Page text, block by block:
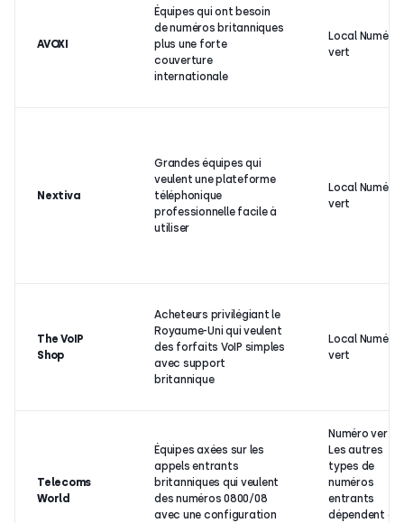
AVOXI
Équipes qui ont besoin
de numéros britanniques
plus une forte
couverture
internationale
Local Numéro
vert
Nextiva
Grandes équipes qui
veulent une plateforme
téléphonique
professionnelle facile à
utiliser
Local Numéro
vert
The VoIP
Shop
Acheteurs privilégiant le
Royaume-Uni qui veulent
des forfaits VoIP simples
avec support
britannique
Local Numéro
vert
Telecoms
World
Équipes axées sur les
appels entrants
britanniques qui veulent
des numéros 0800/08
avec une configuration
Numéro vert
Les autres
types de
numéros
entrants
dépendent de